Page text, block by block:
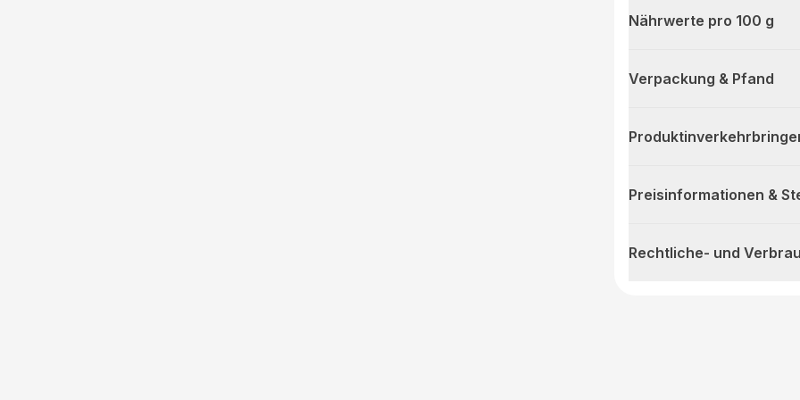
Nährwerte pro 100 g
Verpackung & Pfand
Preisinformationen &
Rechtliche- und